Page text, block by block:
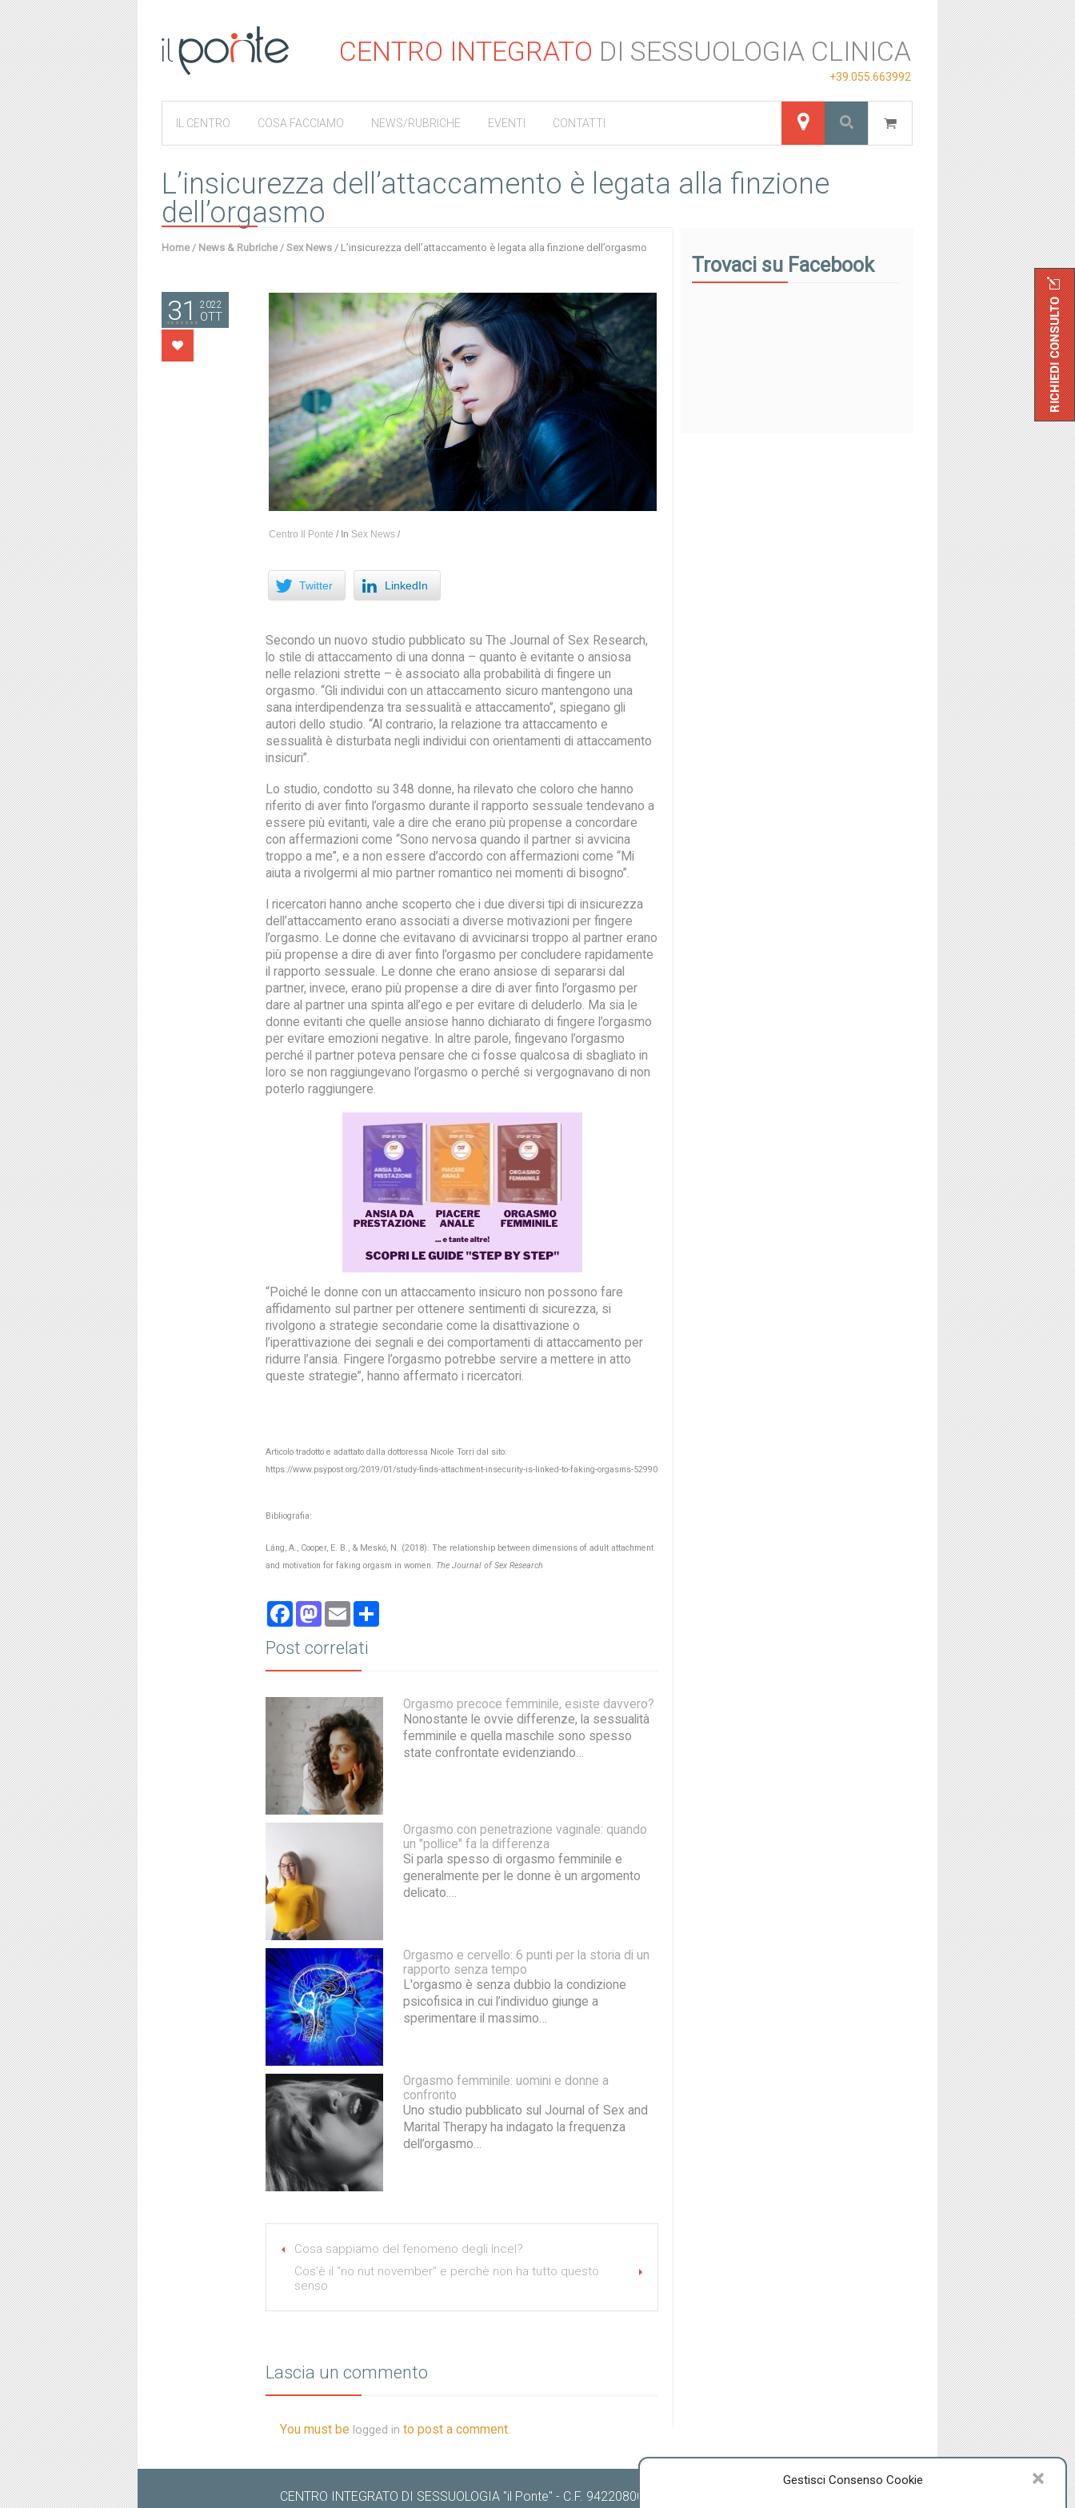
Gestisci Consenso Cookie
CENTRO INTEGRATO DI SESSUOLOGIA CLINICA
+39.055.663992
IL CENTRO COSA FACCIAMO NEWS/RUBRICHE EVENTI CONTATTI
L’insicurezza dell’attaccamento è legata alla finzione
dell’orgasmo
Home / News & Rubriche / Sex News / L’insicurezza dell’attaccamento è legata alla finzione dell’orgasmo
31 2022
OTT
Centro Il Ponte / In Sex News /
Twitter LinkedIn
Secondo un nuovo studio pubblicato su The Journal of Sex Research,
lo stile di attaccamento di una donna – quanto è evitante o ansiosa
nelle relazioni strette – è associato alla probabilità di fingere un
orgasmo. “Gli individui con un attaccamento sicuro mantengono una
sana interdipendenza tra sessualità e attaccamento”, spiegano gli
autori dello studio. “Al contrario, la relazione tra attaccamento e
sessualità è disturbata negli individui con orientamenti di attaccamento
insicuri”.
Lo studio, condotto su 348 donne, ha rilevato che coloro che hanno
riferito di aver finto l’orgasmo durante il rapporto sessuale tendevano a
essere più evitanti, vale a dire che erano più propense a concordare
con affermazioni come “Sono nervosa quando il partner si avvicina
troppo a me”, e a non essere d’accordo con affermazioni come “Mi
aiuta a rivolgermi al mio partner romantico nei momenti di bisogno”.
I ricercatori hanno anche scoperto che i due diversi tipi di insicurezza
dell’attaccamento erano associati a diverse motivazioni per fingere
l’orgasmo. Le donne che evitavano di avvicinarsi troppo al partner erano
più propense a dire di aver finto l’orgasmo per concludere rapidamente
il rapporto sessuale. Le donne che erano ansiose di separarsi dal
partner, invece, erano più propense a dire di aver finto l’orgasmo per
dare al partner una spinta all’ego e per evitare di deluderlo. Ma sia le
donne evitanti che quelle ansiose hanno dichiarato di fingere l’orgasmo
per evitare emozioni negative. In altre parole, fingevano l’orgasmo
perché il partner poteva pensare che ci fosse qualcosa di sbagliato in
loro se non raggiungevano l’orgasmo o perché si vergognavano di non
poterlo raggiungere.
“Poiché le donne con un attaccamento insicuro non possono fare
affidamento sul partner per ottenere sentimenti di sicurezza, si
rivolgono a strategie secondarie come la disattivazione o
l’iperattivazione dei segnali e dei comportamenti di attaccamento per
ridurre l’ansia. Fingere l’orgasmo potrebbe servire a mettere in atto
queste strategie”, hanno affermato i ricercatori.
Articolo tradotto e adattato dalla dottoressa Nicole Torri dal sito:
https://www.psypost.org/2019/01/study-finds-attachment-insecurity-is-linked-to-faking-orgasms-52990
Bibliografia:
Láng, A., Cooper, E. B., & Meskó, N. (2018). The relationship between dimensions of adult attachment
and motivation for faking orgasm in women. The Journal of Sex Research
Facebook
Mastodon
Email
Post correlati
Orgasmo precoce femminile, esiste davvero?
Nonostante le ovvie differenze, la sessualità
femminile e quella maschile sono spesso
state confrontate evidenziando…
Orgasmo con penetrazione vaginale: quando
un "pollice" fa la differenza
Si parla spesso di orgasmo femminile e
generalmente per le donne è un argomento
delicato.…
Orgasmo e cervello: 6 punti per la storia di un
rapporto senza tempo
L'orgasmo è senza dubbio la condizione
psicofisica in cui l’individuo giunge a
sperimentare il massimo…
Orgasmo femminile: uomini e donne a
confronto
Uno studio pubblicato sul Journal of Sex and
Marital Therapy ha indagato la frequenza
dell’orgasmo…
Cosa sappiamo del fenomeno degli Incel?
Cos’è il “no nut november” e perchè non ha tutto questo
senso
Lascia un commento
You must be logged in to post a comment.
Trovaci su Facebook
CENTRO INTEGRATO DI SESSUOLOGIA "il Ponte" - C.F. 94220800489 -